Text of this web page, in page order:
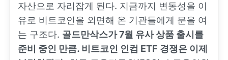
자산으로 자리잡게 된다. 지금까지 변동성을 이
유로 비트코인을 외면해 온 기관들에게 문을 여
는 구조다. 골드만삭스가 7월 유사 상품 출시를
준비 중인 만큼. 비트코인 인컴 ETF 경쟁은 이제